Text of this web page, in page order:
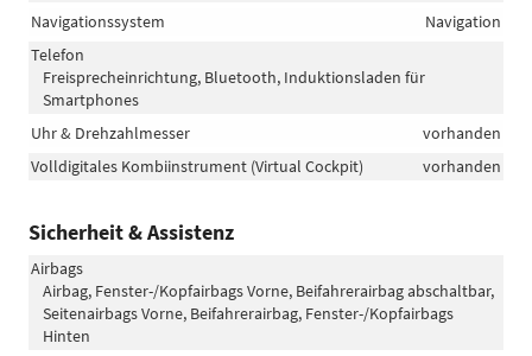
Navigationssystem
Navigation
Telefon
Freisprecheinrichtung, Bluetooth, Induktionsladen für
Smartphones
Uhr & Drehzahlmesser
vorhanden
Volldigitales Kombiinstrument (Virtual Cockpit)
vorhanden
Sicherheit & Assistenz
Airbags
Airbag, Fenster-/Kopfairbags Vorne, Beifahrerairbag abschaltbar,
Seitenairbags Vorne, Beifahrerairbag, Fenster-/Kopfairbags
Hinten